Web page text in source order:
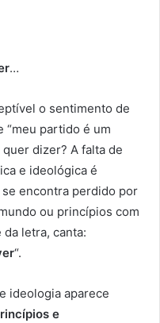
…
o sentimento de
“meu partido é um
dizer? A falta de
e ideológica é
encontra perdido por
ou princípios com
letra, canta:
“.
ideologia aparece
e